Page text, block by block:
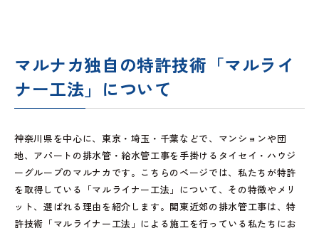
マルナカ独自の特許技術「マルライ
ナー工法」について
神奈川県を中心に、東京・埼玉・千葉などで、マンションや団
地、アパートの排水管・給水管工事を手掛けるタイセイ・ハウジ
ーグループのマルナカです。こちらのページでは、私たちが特許
を取得している「マルライナー工法」について、その特徴やメリ
ット、選ばれる理由を紹介します。関東近郊の排水管工事は、特
許技術「マルライナー工法」による施工を行っている私たちにお